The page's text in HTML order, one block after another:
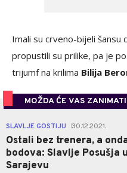
Imali su crveno-bijeli šansu
propustili su prilike, pa je
trijumf na krilima Bilija
MOŽDA ĆE VAS ZANIMATI
SLAVLJE GOSTIJU 30.12.2021.
Ostali bez trenera, a
bodova: Slavlje Posušja u
Sarajevu